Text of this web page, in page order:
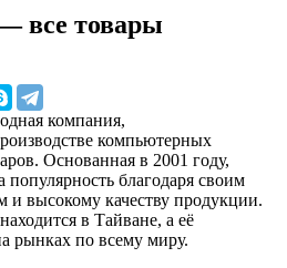
все товары
компания,
компьютерных
Основанная в 2001 году,
популярность благодаря своим
высокому качеству продукции.
в Тайване, а её
рынках по всему миру.